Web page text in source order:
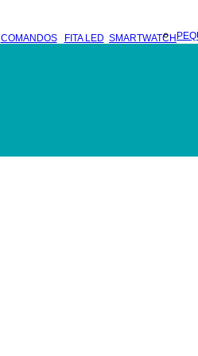
COMANDOS FITA LED SMARTWATCH